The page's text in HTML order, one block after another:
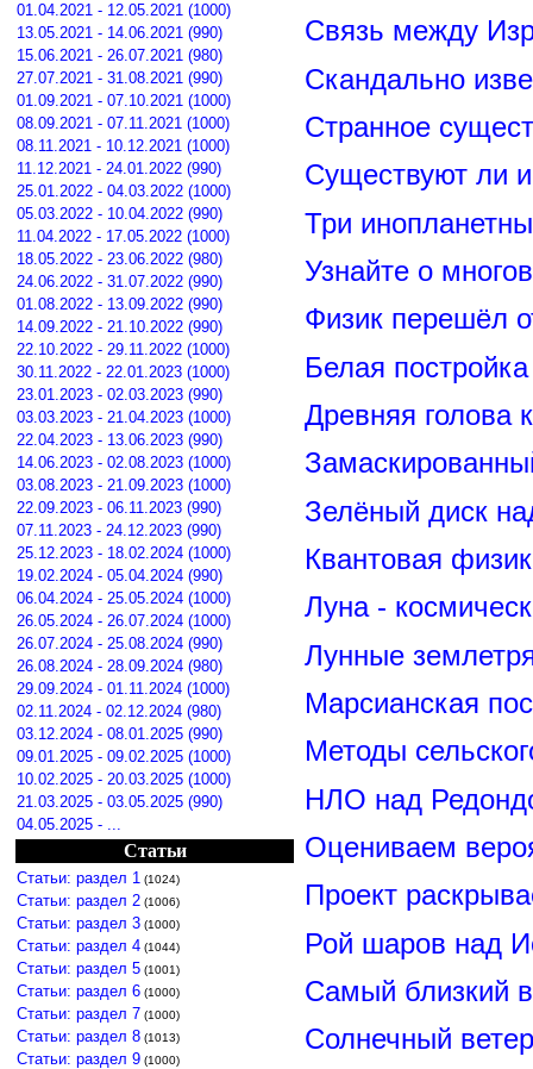
01.04.2021 - 12.05.2021 (1000)
13.05.2021 - 14.06.2021 (990)
15.06.2021 - 26.07.2021 (980)
27.07.2021 - 31.08.2021 (990)
01.09.2021 - 07.10.2021 (1000)
08.09.2021 - 07.11.2021 (1000)
08.11.2021 - 10.12.2021 (1000)
11.12.2021 - 24.01.2022 (990)
25.01.2022 - 04.03.2022 (1000)
05.03.2022 - 10.04.2022 (990)
11.04.2022 - 17.05.2022 (1000)
18.05.2022 - 23.06.2022 (980)
24.06.2022 - 31.07.2022 (990)
01.08.2022 - 13.09.2022 (990)
14.09.2022 - 21.10.2022 (990)
22.10.2022 - 29.11.2022 (1000)
30.11.2022 - 22.01.2023 (1000)
23.01.2023 - 02.03.2023 (990)
03.03.2023 - 21.04.2023 (1000)
22.04.2023 - 13.06.2023 (990)
14.06.2023 - 02.08.2023 (1000)
03.08.2023 - 21.09.2023 (1000)
22.09.2023 - 06.11.2023 (990)
07.11.2023 - 24.12.2023 (990)
25.12.2023 - 18.02.2024 (1000)
19.02.2024 - 05.04.2024 (990)
06.04.2024 - 25.05.2024 (1000)
26.05.2024 - 26.07.2024 (1000)
26.07.2024 - 25.08.2024 (990)
26.08.2024 - 28.09.2024 (980)
29.09.2024 - 01.11.2024 (1000)
02.11.2024 - 02.12.2024 (980)
03.12.2024 - 08.01.2025 (990)
09.01.2025 - 09.02.2025 (1000)
10.02.2025 - 20.03.2025 (1000)
21.03.2025 - 03.05.2025 (990)
04.05.2025 - ...
Статьи
Статьи: раздел 1 (1024)
Статьи: раздел 2 (1006)
Статьи: раздел 3 (1000)
Статьи: раздел 4 (1044)
Статьи: раздел 5 (1001)
Статьи: раздел 6 (1000)
Статьи: раздел 7 (1000)
Статьи: раздел 8 (1013)
Статьи: раздел 9 (1000)
Связь между
Скандально
Странное
Существуют ли
Три
Узнайте о
Физик перешёл
Белая
Древняя голова
Зелёный диск
Квантовая
Луна -
Лунные
Марсианская
Методы
НЛО над
Оцениваем
Проект
Рой шаров над
Самый близкий
Солнечный